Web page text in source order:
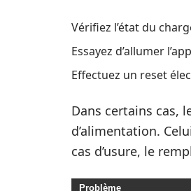
Vérifiez l’état du
Essayez d’allumer
Effectuez un reset
Dans certains cas,
d’alimentation.
cas d’usure, le
Problème